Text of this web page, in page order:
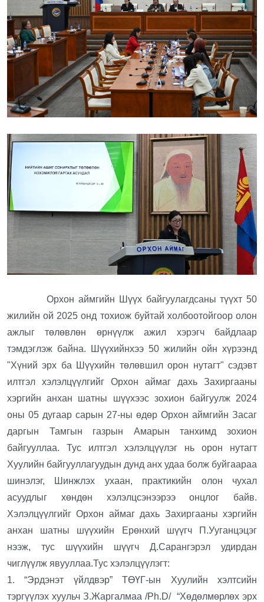
Орхон аймгийн Шүүх байгуулагдсаны түүхт 50
жилийн ой 2025 онд тохиож буйтай холбоотойгоор олон
ажлыг төлөвлөн өрнүүлж ажил хэрэгч байдлаар
тэмдэглэж байна. Шүүхийнхээ 50 жилийн ойн хүрээнд
"Хүний эрх ба Шүүхийн төлөвшил орон нутагт" сэдэвт
илтгэл хэлэлцүүлгийг Орхон аймаг дахь Захиргааны
хэргийн анхан шатны шүүхээс зохион байгуулж 2024
оны 05 дугаар сарын 27-ны өдөр Орхон аймгийн Засаг
даргын Тамгын газрын Амарын танхимд зохион
байгууллаа. Тус илтгэл хэлэлцүүлэг нь орон нутагт
Хуулийн байгууллагуудын дунд анх удаа болж буйгаараа
шинэлэг, Шинжлэх ухаан, практикийн олон чухал
асуудлыг хөндөн хэлэлцсэнээрээ онцлог байв.
Хэлэлцүүлгийг Орхон аймаг дахь Захиргааны хэргийн
анхан шатны шүүхийн Ерөнхий шүүгч П.Ууганцэцэг
нээж, тус шүүхийн шүүгч Д.Сарангэрэл удирдан
чиглүүлж явууллаа.Тус хэлэлцүүлэгт:
1. “Эрдэнэт үйлдвэр” ТӨҮГ-ын Хуулийн хэлтсийн
тэргүүлэх хуульч З.Жаргалмаа /Ph.D/ “Хөдөлмөрлөх эрх